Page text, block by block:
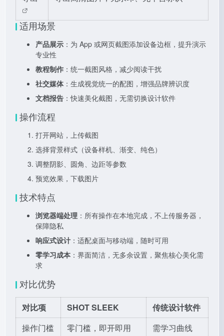
适用场景
产品展示 ：为 App 或网页截图添加设备边框，提升演示
专业性
教程制作 ：统一截图风格，减少阅读干扰
社交媒体：生成视觉统一的配图，增强品牌辨识度
文档报告 ：快速美化截图，无需切换设计软件
操作流程
打开网站，上传截图
选择背景样式（设备样机、渐变、纯色）
调整阴影、圆角、边距等参数
预览效果，下载图片
技术特点
浏览器端处理 ：所有操作在本地完成，不上传服务器，
保障隐私
响应式设计 ：适配桌面与移动端，随时可用
零学习成本 ：界面简洁，无多余设置，聚焦核心美化需
求
对比优势
对比项 SHOT SLEEK
传统设计软件
操作门槛
零门槛，即开即用 需学习曲线